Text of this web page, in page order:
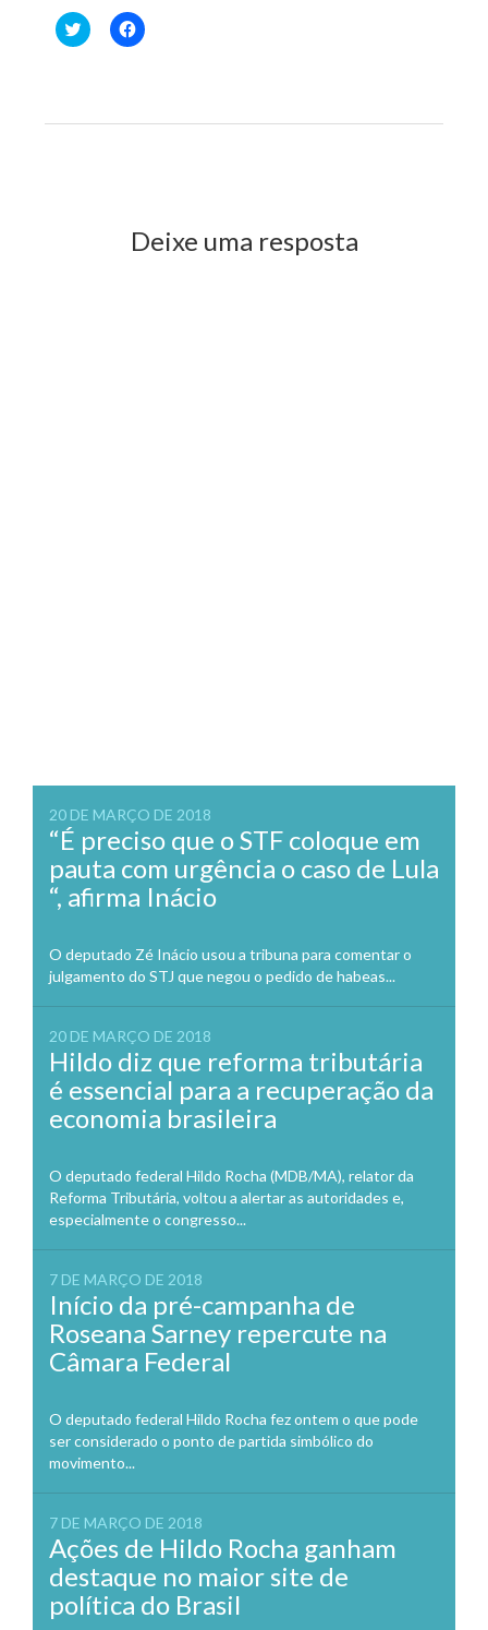
Clique
para
janela)
Clique
para
janela)
Deixe uma resposta
20 DE MARÇO DE 2018
“É preciso que o STF coloque em
pauta com urgência o caso de Lula
“, afirma Inácio
O deputado Zé Inácio usou a tribuna para comentar o
julgamento do STJ que negou o pedido de habeas...
20 DE MARÇO DE 2018
Hildo diz que reforma tributária
é essencial para a recuperação da
economia brasileira
O deputado federal Hildo Rocha (MDB/MA), relator da
Reforma Tributária, voltou a alertar as autoridades e,
especialmente o congresso...
7 DE MARÇO DE 2018
Início da pré-campanha de
Roseana Sarney repercute na
Câmara Federal
O deputado federal Hildo Rocha fez ontem o que pode
ser considerado o ponto de partida simbólico do
movimento...
7 DE MARÇO DE 2018
Ações de Hildo Rocha ganham
destaque no maior site de
política do Brasil